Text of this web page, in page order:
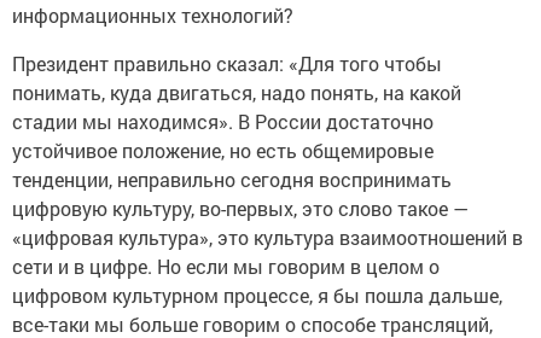
информационных технологий?
Президент правильно сказал: «Для того чтобы
понимать, куда двигаться, надо понять, на какой
стадии мы находимся». В России достаточно
устойчивое положение, но есть общемировые
тенденции, неправильно сегодня воспринимать
цифровую культуру, во-первых, это слово такое —
«цифровая культура», это культура взаимоотношений в
сети и в цифре. Но если мы говорим в целом о
цифровом культурном процессе, я бы пошла дальше,
все-таки мы больше говорим о способе трансляций,